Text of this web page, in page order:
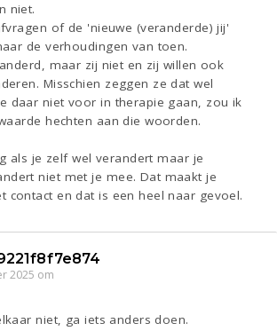
niet.
of de 'nieuwe (veranderde) jij'
de verhoudingen van toen.
maar zij niet en zij willen ook
Misschien zeggen ze dat wel
daar niet voor in therapie gaan, zou ik
hechten aan die woorden.
als je zelf wel verandert maar je
niet met je mee. Dat maakt je
contact en dat is een heel naar gevoel.
2025 om
niet, ga iets anders doen.